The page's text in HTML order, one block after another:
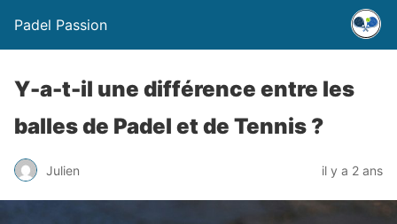
Padel Passion
Y-a-t-il une différence entre les
balles de Padel et de Tennis ?
Julien il y a 2 ans